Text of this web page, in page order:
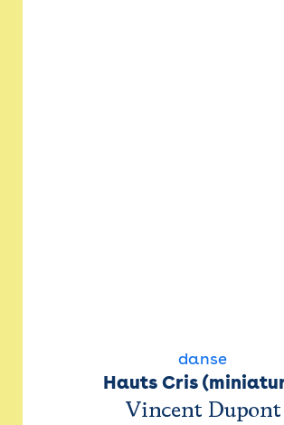
danse
Hauts Cris
Vincent Dupont